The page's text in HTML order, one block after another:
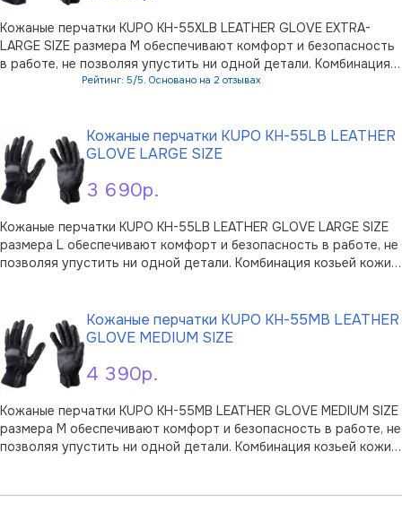
Кожаные перчатки KUPO KH-55XLB LEATHER GLOVE EXTRA-
LARGE SIZE размера M обеспечивают комфорт и безопасность
в работе, не позволяя упустить ни одной детали. Комбинация
козьей кожи и сетчатой ткани с внешней стороны
Рейтинг: 5/5. Основано на 2 отзывах
3 690р.
Кожаные перчатки KUPO KH-55LB LEATHER
GLOVE LARGE SIZE
Кожаные перчатки KUPO KH-55LB LEATHER GLOVE LARGE SIZE
размера L обеспечивают комфорт и безопасность в работе, не
позволяя упустить ни одной детали. Комбинация козьей кожи и
ладони, указател …
4 390р.
Кожаные перчатки KUPO KH-55MB LEATHER
GLOVE MEDIUM SIZE
Кожаные перчатки KUPO KH-55MB LEATHER GLOVE MEDIUM SIZE
размера M обеспечивают комфорт и безопасность в работе, не
позволяя упустить ни одной детали. Комбинация козьей кожи и
ладони, указате …